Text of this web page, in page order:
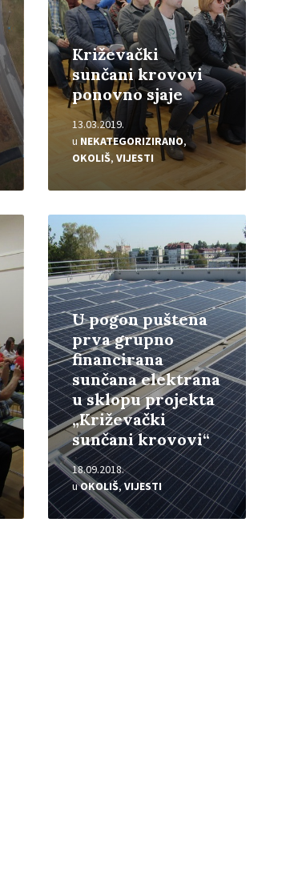
Križevački
sunčani krovovi
ponovno sjaje
13.03.2019.
u NEKATEGORIZIRANO,
OKOLIŠ, VIJESTI
U pogon puštena
prva grupno
financirana
sunčana elektrana
u sklopu projekta
„Križevački
sunčani krovovi“
18.09.2018.
uOKOLIŠ,VIJESTI
Pročitajte
više